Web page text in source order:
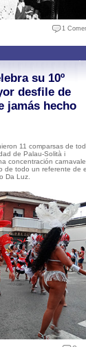
1
su 10º
desfile de
jamás hecho
11 comparsas de
de Palau-Solità i
concentración
de todo un referente de
Da Luz.